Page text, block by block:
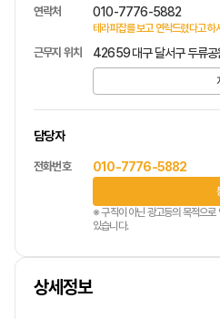
연락처 010-7776-5882
테라피잡를 보고 연락드렸다고 하
근무지 위치 42659 대구 달서구 두류
담당자
전화번호 010-7776-5882
※ 구직이 아닌 광고등의 목적으로
있습니다.
상세정보